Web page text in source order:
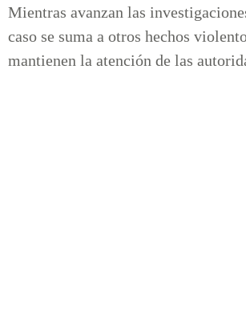
Mientras avanzan las
caso se suma a otros hechos
mantienen la atención de las